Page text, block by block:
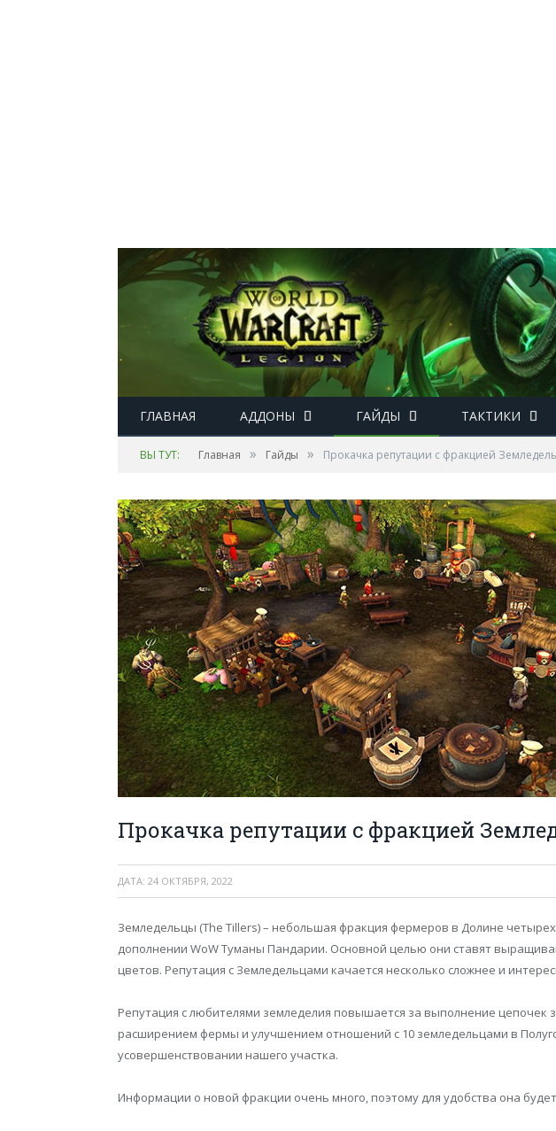
ГЛАВНАЯ АДДОНЫ ГАЙДЫ ТАКТИКИ
ВЫ ТУТ: Главная » Гайды » Прокачка репутации с фракцией
Прокачка репутации с фракцией
ДАТА: 24 ОКТЯБРЯ, 2022
Земледельцы (The Tillers) – небольшая фракция фермеров в Долине
дополнении WoW Туманы Пандарии. Основной целью они ставят
цветов. Репутация с Земледельцами качается несколько сложнее и
Репутация с любителями земледелия повышается за выполнение цепочек
расширением фермы и улучшением отношений с 10 земледельцами в
усовершенствовании нашего участка.
Информации о новой фракции очень много, поэтому для удобства она